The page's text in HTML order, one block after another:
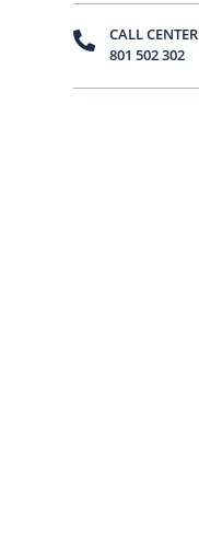
CALL CENTER
801 502 302